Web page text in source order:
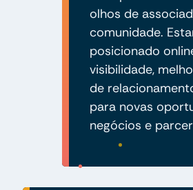
olhos de
comunidade.
posicionado
visibilidade,
de
para novas
negócios e